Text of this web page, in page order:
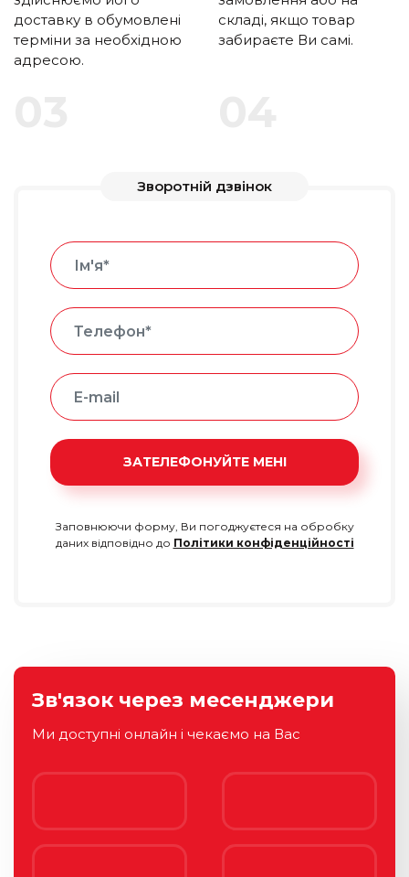
доставку в обумовлені
терміни за необхідною
адресою.
складі, якщо товар
забираєте Ви самі.
Зворотній дзвінок
ЗАТЕЛЕФОНУЙТЕ МЕНІ
Заповнюючи форму, Ви погоджуєтеся на обробку
даних відповідно до Політики конфіденційності
Зв'язок через месенджери
Ми доступні онлайн і чекаємо на Вас